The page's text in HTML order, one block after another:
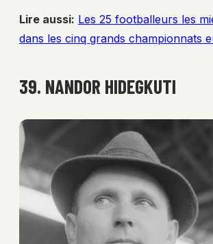
Lire aussi: Les 25 footballeurs les
dans les cinq grands championnats
39. NANDOR HIDEGKUTI